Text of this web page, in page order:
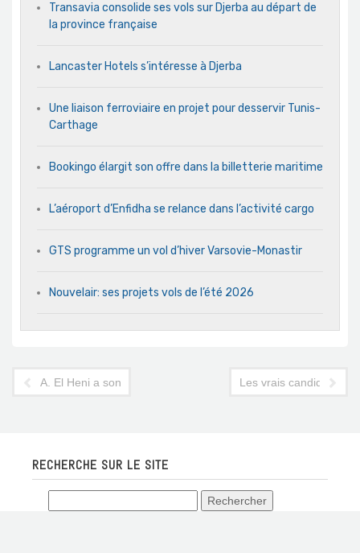
Transavia consolide ses vols sur Djerba au départ de
la province française
Lancaster Hotels s’intéresse à Djerba
Une liaison ferroviaire en projet pour desservir Tunis-
Carthage
Bookingo élargit son offre dans la billetterie maritime
L’aéroport d’Enfidha se relance dans l’activité cargo
GTS programme un vol d’hiver Varsovie-Monastir
Nouvelair: ses projets vols de l’été 2026
A. El Heni a son mot à dire dans le tourisme ?Les vrais candidats au
RECHERCHE SUR LE SITE